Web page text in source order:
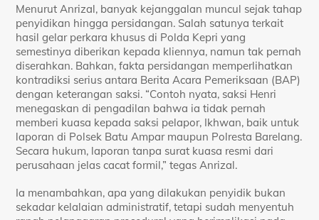
Menurut Anrizal, banyak kejanggalan muncul sejak tahap
penyidikan hingga persidangan. Salah satunya terkait
hasil gelar perkara khusus di Polda Kepri yang
semestinya diberikan kepada kliennya, namun tak pernah
diserahkan. Bahkan, fakta persidangan memperlihatkan
kontradiksi serius antara Berita Acara Pemeriksaan (BAP)
dengan keterangan saksi. “Contoh nyata, saksi Henri
menegaskan di pengadilan bahwa ia tidak pernah
memberi kuasa kepada saksi pelapor, Ikhwan, baik untuk
laporan di Polsek Batu Ampar maupun Polresta Barelang.
Secara hukum, laporan tanpa surat kuasa resmi dari
perusahaan jelas cacat formil,” tegas Anrizal.
Ia menambahkan, apa yang dilakukan penyidik bukan
sekadar kelalaian administratif, tetapi sudah menyentuh